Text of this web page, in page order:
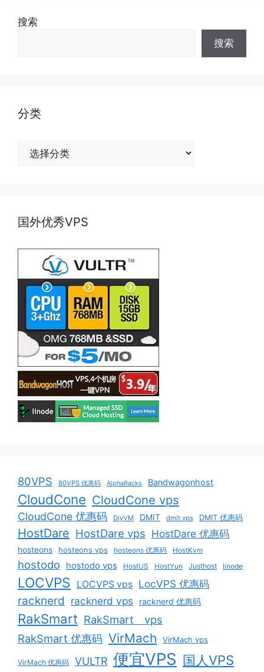
搜索
搜索
分类
国外优秀VPS
80VPS 80VPS 优惠码 AlphaRacks Bandwagonhost
CloudCone CloudCone vps
CloudCone 优惠码 DiyVM DMIT dmit vps DMIT 优惠码
HostDare HostDare vps HostDare 优惠码
hosteons hosteons vps hosteons 优惠码 HostKvm
hostodo hostodo vps HostUS HostYun Justhost linode
LOCVPS LOCVPS vps LocVPS 优惠码
racknerd racknerd vps racknerd 优惠码
RakSmart RakSmart vps
RakSmart 优惠码 VirMach VirMach vps
VirMach 优惠码 VULTR 便宜VPS 国人VPS